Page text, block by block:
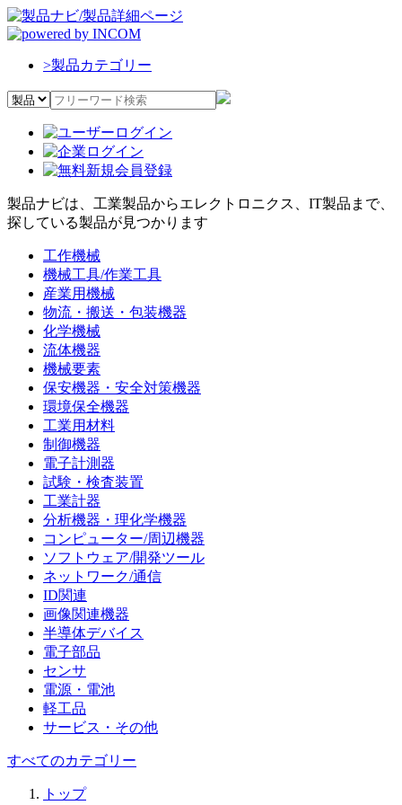
>製品カテゴリー
製品ナビは、工業製品からエレクトロニクス、IT製品まで、
探している製品が見つかります
工作機械
機械工具/作業工具
産業用機械
物流・搬送・包装機器
化学機械
流体機器
機械要素
保安機器・安全対策機器
環境保全機器
工業用材料
制御機器
電子計測器
試験・検査装置
工業計器
分析機器・理化学機器
コンピューター/周辺機器
ソフトウェア/開発ツール
ネットワーク/通信
ID関連
画像関連機器
半導体デバイス
電子部品
センサ
電源・電池
軽工品
サービス・その他
すべてのカテゴリー
トップ